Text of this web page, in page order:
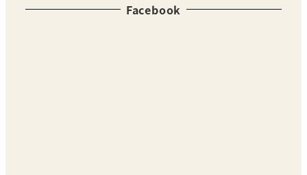
Facebook